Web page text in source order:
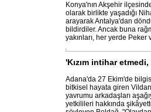
Konya'nın Akşehir
olarak birlikte yaşadığı
arayarak Antalya'dan
bildirdiler. Ancak buna
yakınları, her yerde
'Kızım intihar
Adana'da 27 Ekim'de
bitkisel hayata giren
yavrumu arkadaşları
yetkilileri hakkında